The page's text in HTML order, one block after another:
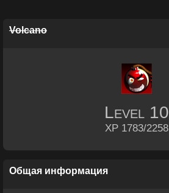
Volcano
Level 10
XP 1783/2258
Общая информация